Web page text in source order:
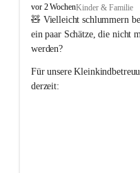
F
r
a
x
r
n
vor 2 WochenKinder & Familie
🧸 Vielleicht schlummern
ein paar Schätze, die nicht
werden?
Für unsere
derzeit: